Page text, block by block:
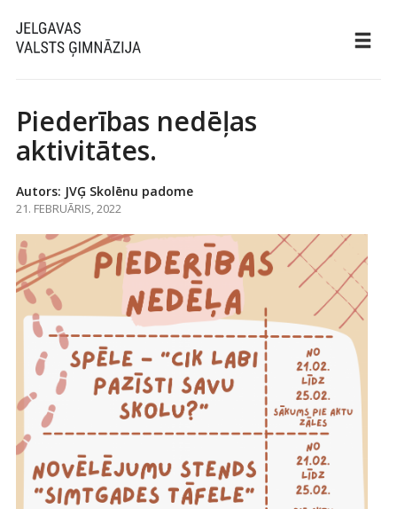
Piederības nedēļas
aktivitātes.
Autors: JVĢ Skolēnu padome
21. FEBRUĀRIS, 2022